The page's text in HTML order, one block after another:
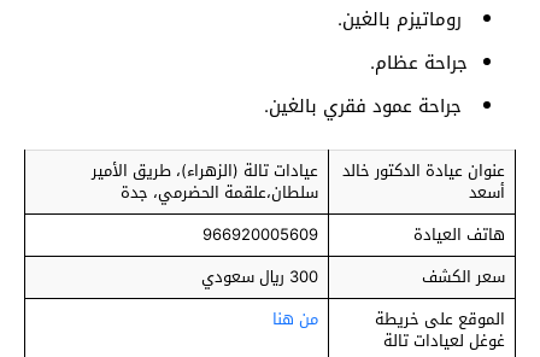
روماتيزم بالغين.
جراحة عظام.
جراحة عمود فقري بالغين.
عنوان عيادة الدكتور خالد
أسعد
عيادات تالة (الزهراء)، طريق الأمير
سلطان،علقمة الحضرمي، جدة
هاتف العيادة
966920005609
سعر الكشف
300 ريال سعودي
الموقع على خريطة
غوغل لعيادات تالة
من هنا